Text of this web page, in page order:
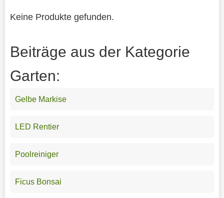
Keine Produkte gefunden.
Beiträge aus der Kategorie
Garten:
Gelbe Markise
LED Rentier
Poolreiniger
Ficus Bonsai